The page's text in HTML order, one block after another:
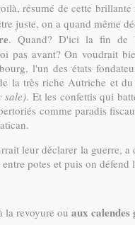
résumé de cette
juste, on a quand même
. Quand? D'ici la fin de
pas avant? On voudrait
l'un des états
la très riche Autriche et
sale). Et les confettis qui
comme paradis
leur déclarer la guerre,
potes et puis on
la revoyure ou aux calendes